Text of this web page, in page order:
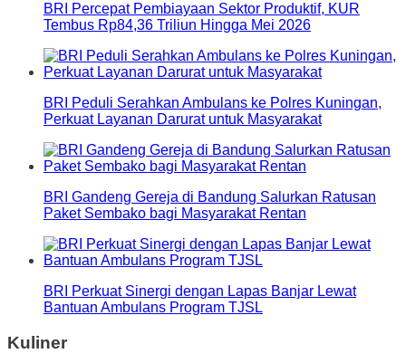
BRI Percepat Pembiayaan Sektor Produktif, KUR
Tembus Rp84,36 Triliun Hingga Mei 2026
BRI Peduli Serahkan Ambulans ke Polres Kuningan,
Perkuat Layanan Darurat untuk Masyarakat
BRI Gandeng Gereja di Bandung Salurkan Ratusan
Paket Sembako bagi Masyarakat Rentan
BRI Perkuat Sinergi dengan Lapas Banjar Lewat
Bantuan Ambulans Program TJSL
Kuliner